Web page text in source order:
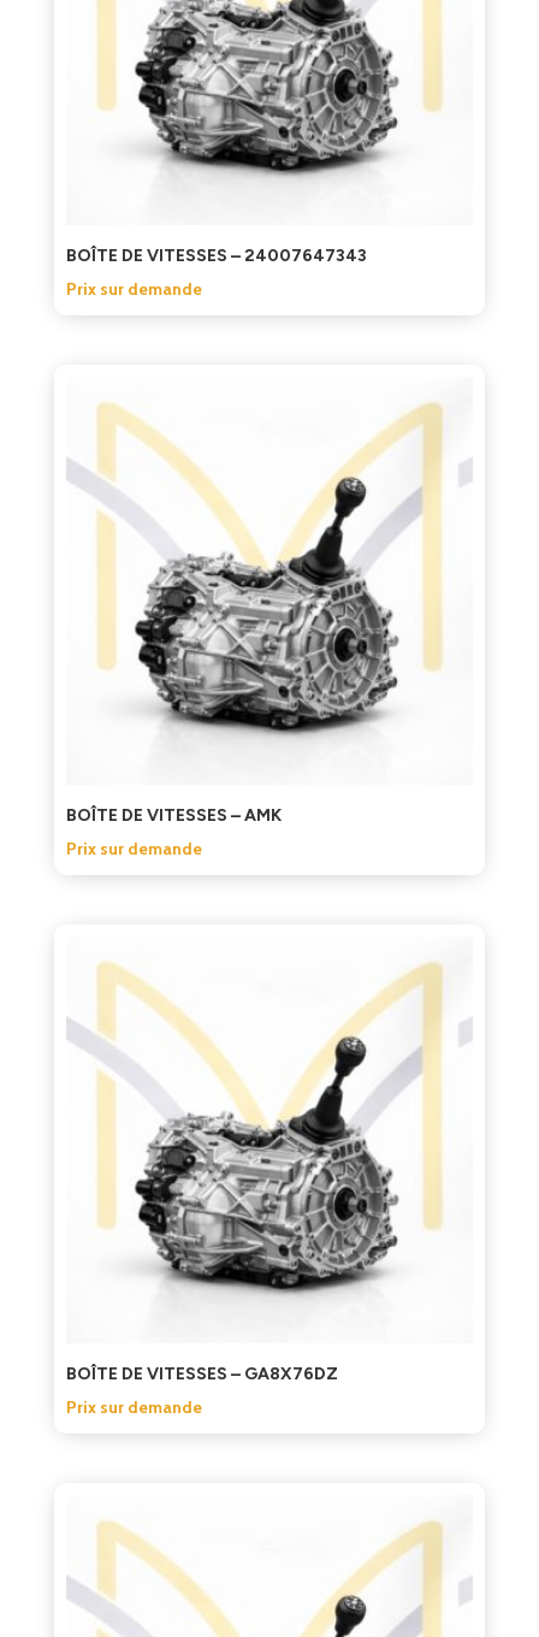
BOÎTE DE VITESSES – 24007647343
Prix sur demande
BOÎTE DE VITESSES – AMK
Prix sur demande
BOÎTE DE VITESSES – GA8X76DZ
Prix sur demande